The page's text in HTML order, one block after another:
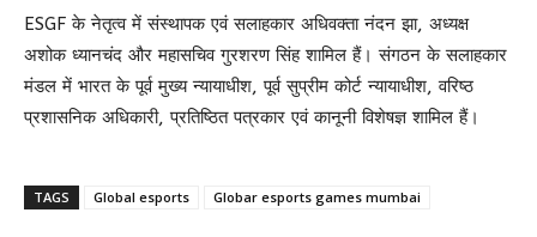
ESGF के नेतृत्व में संस्थापक एवं सलाहकार अधिवक्ता नंदन झा, अध्यक्ष
अशोक ध्यानचंद और महासचिव गुरशरण सिंह शामिल हैं। संगठन के सलाहकार
मंडल में भारत के पूर्व मुख्य न्यायाधीश, पूर्व सुप्रीम कोर्ट न्यायाधीश, वरिष्ठ
प्रशासनिक अधिकारी, प्रतिष्ठित पत्रकार एवं कानूनी विशेषज्ञ शामिल हैं।
TAGS Global esports Globar esports games mumbai